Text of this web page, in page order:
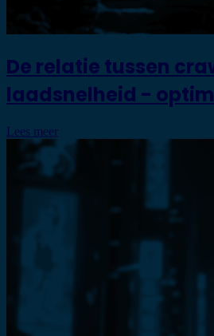
De relatie tussen
laadsnelheid -
Lees meer